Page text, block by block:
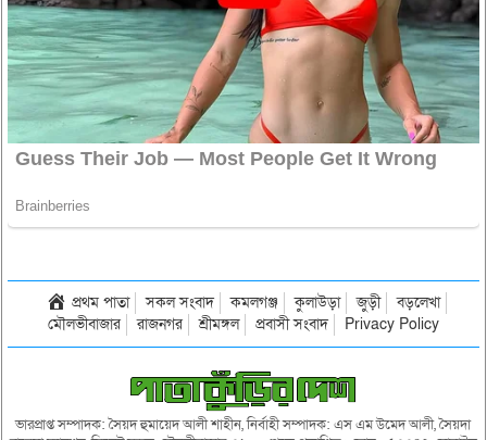
প্রথম পাতা সকল সংবাদ কমলগঞ্জ কুলাউড়া জুড়ী
বড়লেখা
মৌলভীবাজার
রাজনগর শ্রীমঙ্গল প্রবাসী সংবাদ Privacy Policy
ভারপ্রাপ্ত সম্পাদক: সৈয়দ হুমায়েদ আলী শাহীন, নির্বাহী সম্পাদক: এস এম উমেদ আলী, সৈয়দা